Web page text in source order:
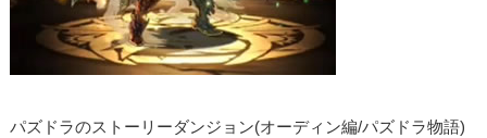
パズドラのストーリーダンジョン(オーディン編/パズドラ物語)